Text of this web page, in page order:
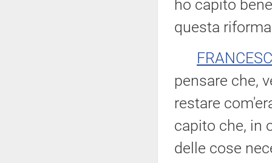
ho capito
questa
pensare che,
restare
capito che, in
delle cose